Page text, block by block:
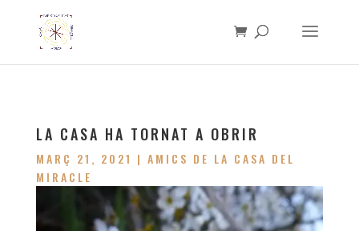
LA CASA HA TORNAT A OBRIR
MARÇ 21, 2021 | AMICS DE LA CASA DEL
MIRACLE